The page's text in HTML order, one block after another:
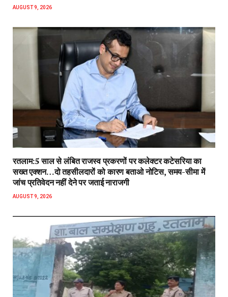
AUGUST 9, 2026
रतलाम:5 साल से लंबित राजस्व प्रकरणों पर कलेक्टर कटेसरिया का
सख्त एक्शन…दो तहसीलदारों को कारण बताओ नोटिस, समय-सीमा में
जांच प्रतिवेदन नहीं देने पर जताई नाराजगी
AUGUST 9, 2026